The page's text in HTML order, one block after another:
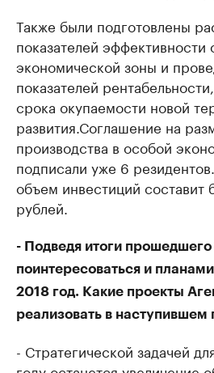
Также были подготовлены
показателей эффективности
экономической зоны и
показателей
срока окупаемости новой
развития.Соглашение на
производства в особой
подписали уже 6
объем инвестиций составит
рублей.
- Подведя итоги прошедшего
поинтересоваться и
2018 год. Какие проекты
реализовать в наступившем
- Стратегической задачей